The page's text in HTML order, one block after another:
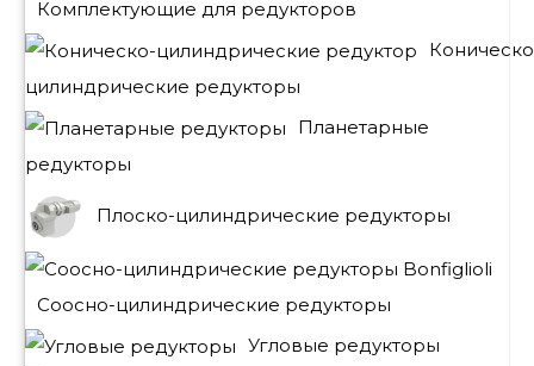
Комплектующие для редукторов
цилиндрические редукторы
Планетарные
редукторы
Плоско-цилиндрические редукторы
Соосно-цилиндрические редукторы
Угловые редукторы